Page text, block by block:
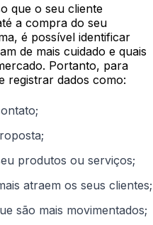
que o seu cliente
a compra do seu
é possível identificar
de mais cuidado e quais
Portanto, para
registrar dados como:
produtos ou serviços;
atraem os seus clientes;
são mais movimentados;